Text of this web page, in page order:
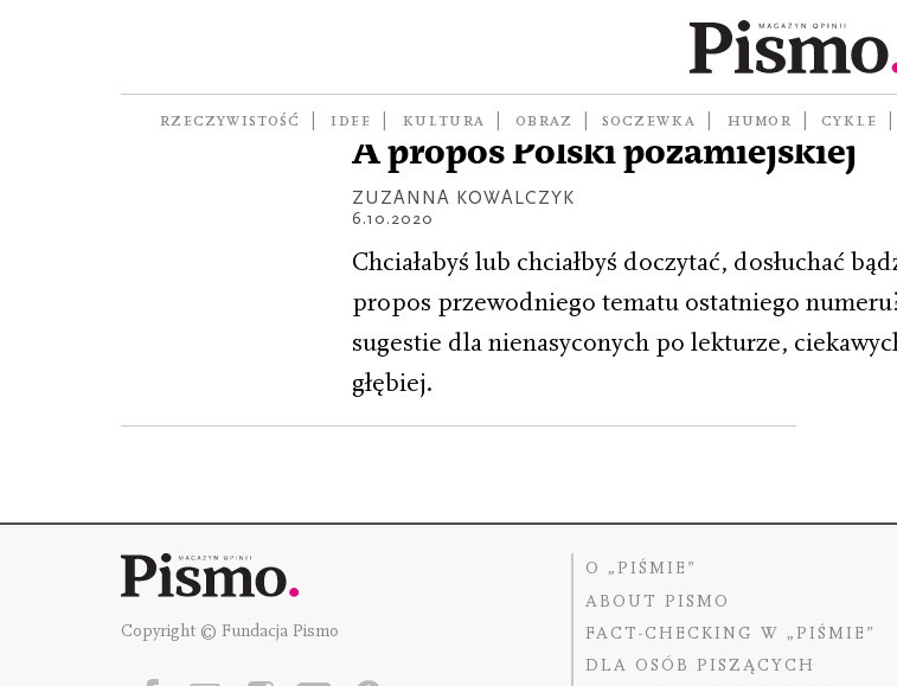
RZECZYWISTOŚĆ IDEE KULTURA OBRAZ SOCZEWKA HUMOR CYKLE
À PROPOS
À propos Polski pozamiejskiej
ZUZANNA KOWALCZYK
6.10.2020
Chciałabyś lub chciałbyś doczytać, dosłuchać
propos przewodniego tematu ostatniego
sugestie dla nienasyconych po lekturze,
głębiej.
Copyright © Fundacja Pismo
O „PIŚMIE”
ABOUT PISMO
FACT-CHECKING W „PIŚMIE”
DLA OSÓB PISZĄCYCH